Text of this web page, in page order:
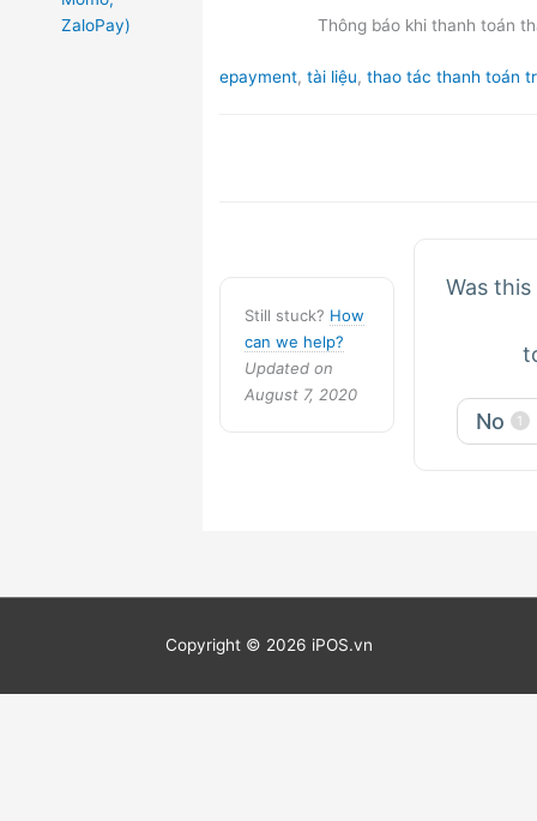
ZaloPay)
Thông báo khi thanh toán
Tags
epayment,tài liệu,thao tác thanh toán
Still stuck? How
can we help?
Updated on
August 7, 2020
Was
No 1
Copyright © 2026 iPOS.vn